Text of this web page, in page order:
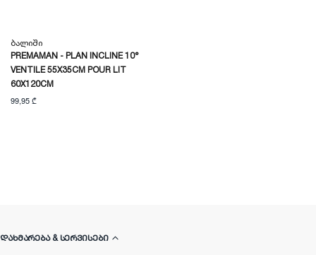
Ბალიში
PREMAMAN - PLAN INCLINE 10°
VENTILE 55X35CM POUR LIT
60X120CM
99,95 ₾
ᲓᲐᲮᲛᲐᲠᲔᲑᲐ & ᲡᲔᲠᲕᲘᲡᲔᲑᲘ